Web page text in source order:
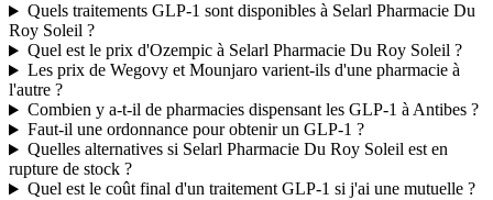
Quels traitements GLP-1 sont disponibles à Selarl Pharmacie Du
Roy Soleil ?
Quel est le prix d'Ozempic à Selarl Pharmacie Du Roy Soleil ?
Les prix de Wegovy et Mounjaro varient-ils d'une pharmacie à
l'autre ?
Combien y a-t-il de pharmacies dispensant les GLP-1 à Antibes ?
Faut-il une ordonnance pour obtenir un GLP-1 ?
Quelles alternatives si Selarl Pharmacie Du Roy Soleil est en
rupture de stock ?
Quel est le coût final d'un traitement GLP-1 si j'ai une mutuelle ?